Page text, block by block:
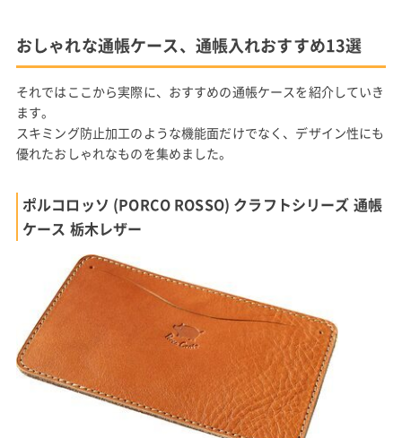
おしゃれな通帳ケース、通帳入れおすすめ13選
それではここから実際に、おすすめの通帳ケースを紹介していき
ます。
スキミング防止加工のような機能面だけでなく、デザイン性にも
優れたおしゃれなものを集めました。
ポルコロッソ (PORCO ROSSO) クラフトシリーズ 通帳
ケース 栃木レザー